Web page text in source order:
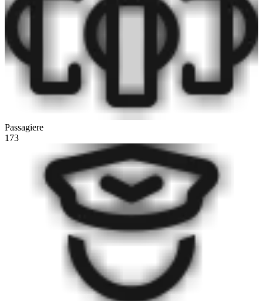
Passagiere
173